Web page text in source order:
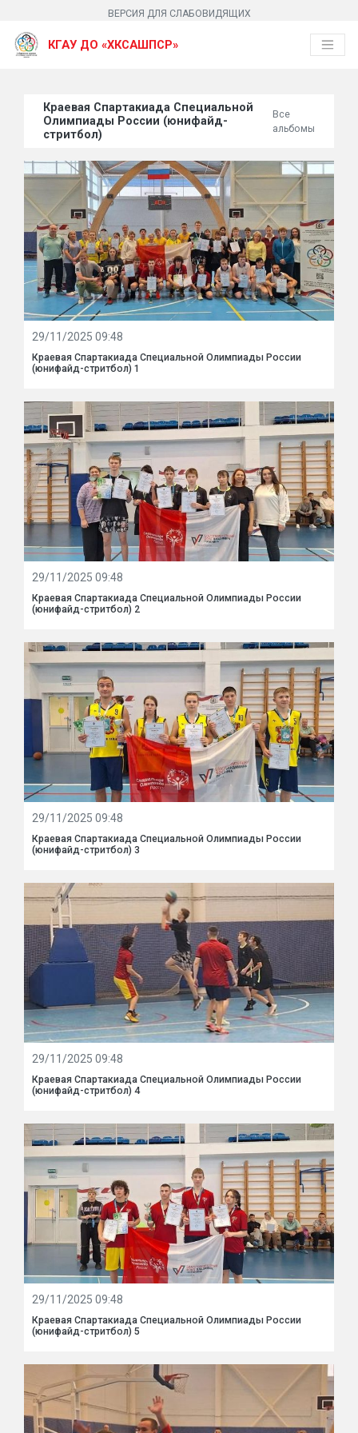
ВЕРСИЯ ДЛЯ СЛАБОВИДЯЩИХ
КГАУ ДО «ХКСАШПСР»
Краевая Спартакиада Специальной
Олимпиады России (юнифайд-
стритбол)
Все
альбомы
29/11/2025 09:48
Краевая Спартакиада Специальной Олимпиады России
(юнифайд-стритбол) 1
29/11/2025 09:48
Краевая Спартакиада Специальной Олимпиады России
(юнифайд-стритбол) 2
29/11/2025 09:48
Краевая Спартакиада Специальной Олимпиады России
(юнифайд-стритбол) 3
29/11/2025 09:48
Краевая Спартакиада Специальной Олимпиады России
(юнифайд-стритбол) 4
29/11/2025 09:48
Краевая Спартакиада Специальной Олимпиады России
(юнифайд-стритбол) 5